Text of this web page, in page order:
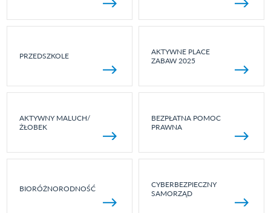
PRZEDSZKOLE
AKTYWNE PLACE
ZABAW 2025
AKTYWNY MALUCH/
ŻŁOBEK
BEZPŁATNA POMOC
PRAWNA
BIORÓŻNORODNOŚĆ
CYBERBEZPIECZNY
SAMORZĄD